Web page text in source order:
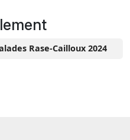
Rase-Cailloux 2024